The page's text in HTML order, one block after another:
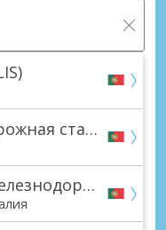
станция
станция